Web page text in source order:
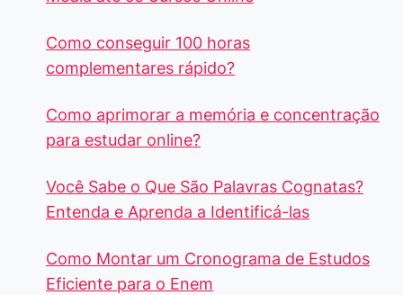
Como conseguir 100 horas
complementares rápido?
Como aprimorar a memória e concentração
para estudar online?
Você Sabe o Que São Palavras Cognatas?
Entenda e Aprenda a Identificá-las
Como Montar um Cronograma de Estudos
Eficiente para o Enem